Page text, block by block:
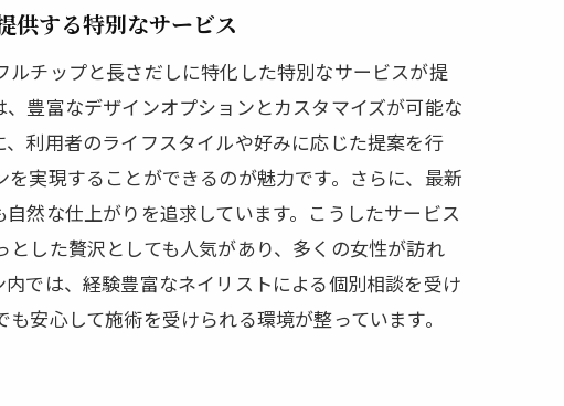
ンな指先を
ク
供する特別なサービス
チップと長さだしに特化した特別なサービスが提
豊富なデザインオプションとカスタマイズが可能な
利用者のライフスタイルや好みに応じた提案を行
実現することができるのが魅力です。さらに、最新
然な仕上がりを追求しています。こうしたサービス
した贅沢としても人気があり、多くの女性が訪れ
では、経験豊富なネイリストによる個別相談を受け
安心して施術を受けられる環境が整っています。